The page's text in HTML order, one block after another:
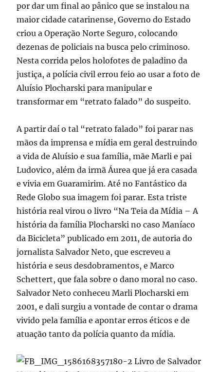
por dar um final ao pânico que se instalou na
maior cidade catarinense, Governo do Estado
criou a Operação Norte Seguro, colocando
dezenas de policiais na busca pelo criminoso.
Nesta corrida pelos holofotes de paladino da
justiça, a polícia civil errou feio ao usar a foto de
Aluísio Plocharski para manipular e
transformar em “retrato falado” do suspeito.
A partir daí o tal “retrato falado” foi parar nas
mãos da imprensa e mídia em geral destruindo
a vida de Aluísio e sua família, mãe Marli e pai
Ludovico, além da irmã Áurea que já era casada
e vivia em Guaramirim. Até no Fantástico da
Rede Globo sua imagem foi parar. Esta triste
história real virou o livro “Na Teia da Mídia – A
história da família Plocharski no caso Maníaco
da Bicicleta” publicado em 2011, de autoria do
jornalista Salvador Neto, que escreveu a
história e seus desdobramentos, e Marco
Schettert, que fala sobre o dano moral no caso.
Salvador Neto conheceu Marli Plocharski em
2001, e dali surgiu a vontade de contar o drama
vivido pela família e apontar erros éticos e de
atuação tanto da polícia quanto da mídia.